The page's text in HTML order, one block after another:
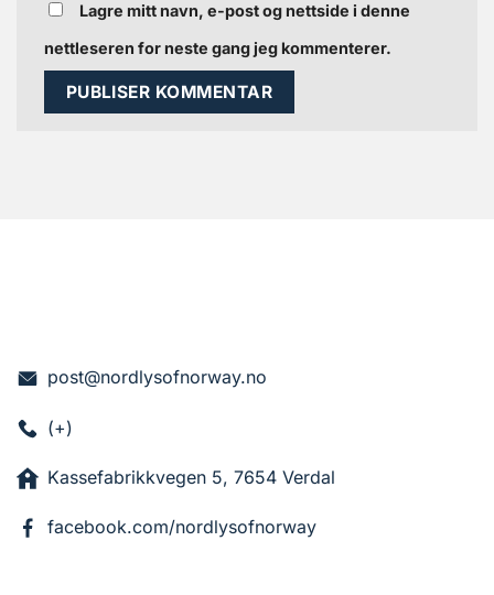
Lagre mitt navn, e-post og nettside i denne
nettleseren for neste gang jeg kommenterer.
post@nordlysofnorway.no
(+)
Kassefabrikkvegen 5, 7654 Verdal
facebook.com/nordlysofnorway